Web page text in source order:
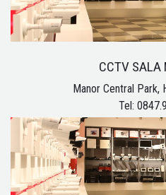
CCTV SALA
Manor Central Park,
Tel: